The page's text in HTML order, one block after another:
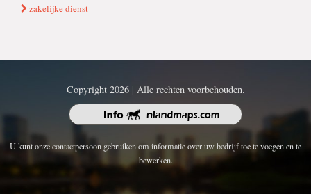
zakelijke dienst
Copyright 2026 | Alle rechten voorbehouden.
U kunt onze contactpersoon gebruiken om informatie over uw bedrijf toe te voegen en te
bewerken.